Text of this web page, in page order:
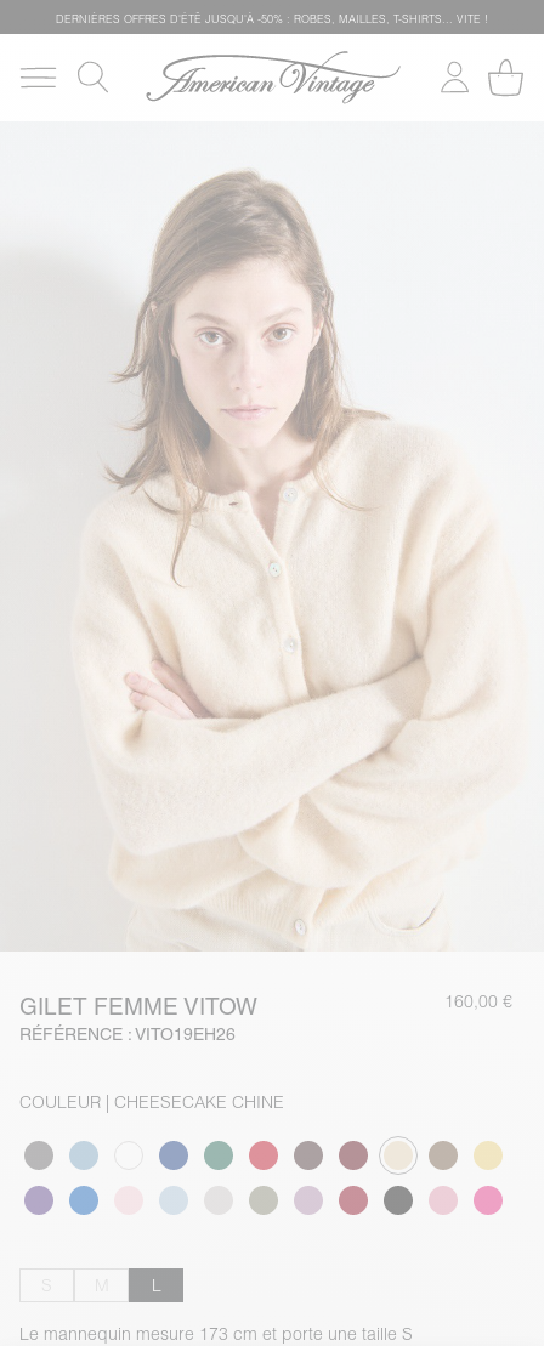
DERNIÈRES OFFRES D'ÉTÊ JUSQU'À -50% : ROBES, MAILLES, T-SHIRTS... VITE !
GILET FEMME VITOW
RÉFÉRENCE : VITO19EH26
160,00 €
COULEUR | CHEESECAKE CHINE
L
Le mannequin mesure 173 cm et porte une taille S